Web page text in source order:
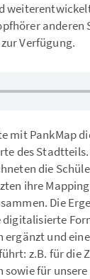
anderen
Verfügung.
mit PankMap
des
die
ihre
Die
und
z.B. für die
für